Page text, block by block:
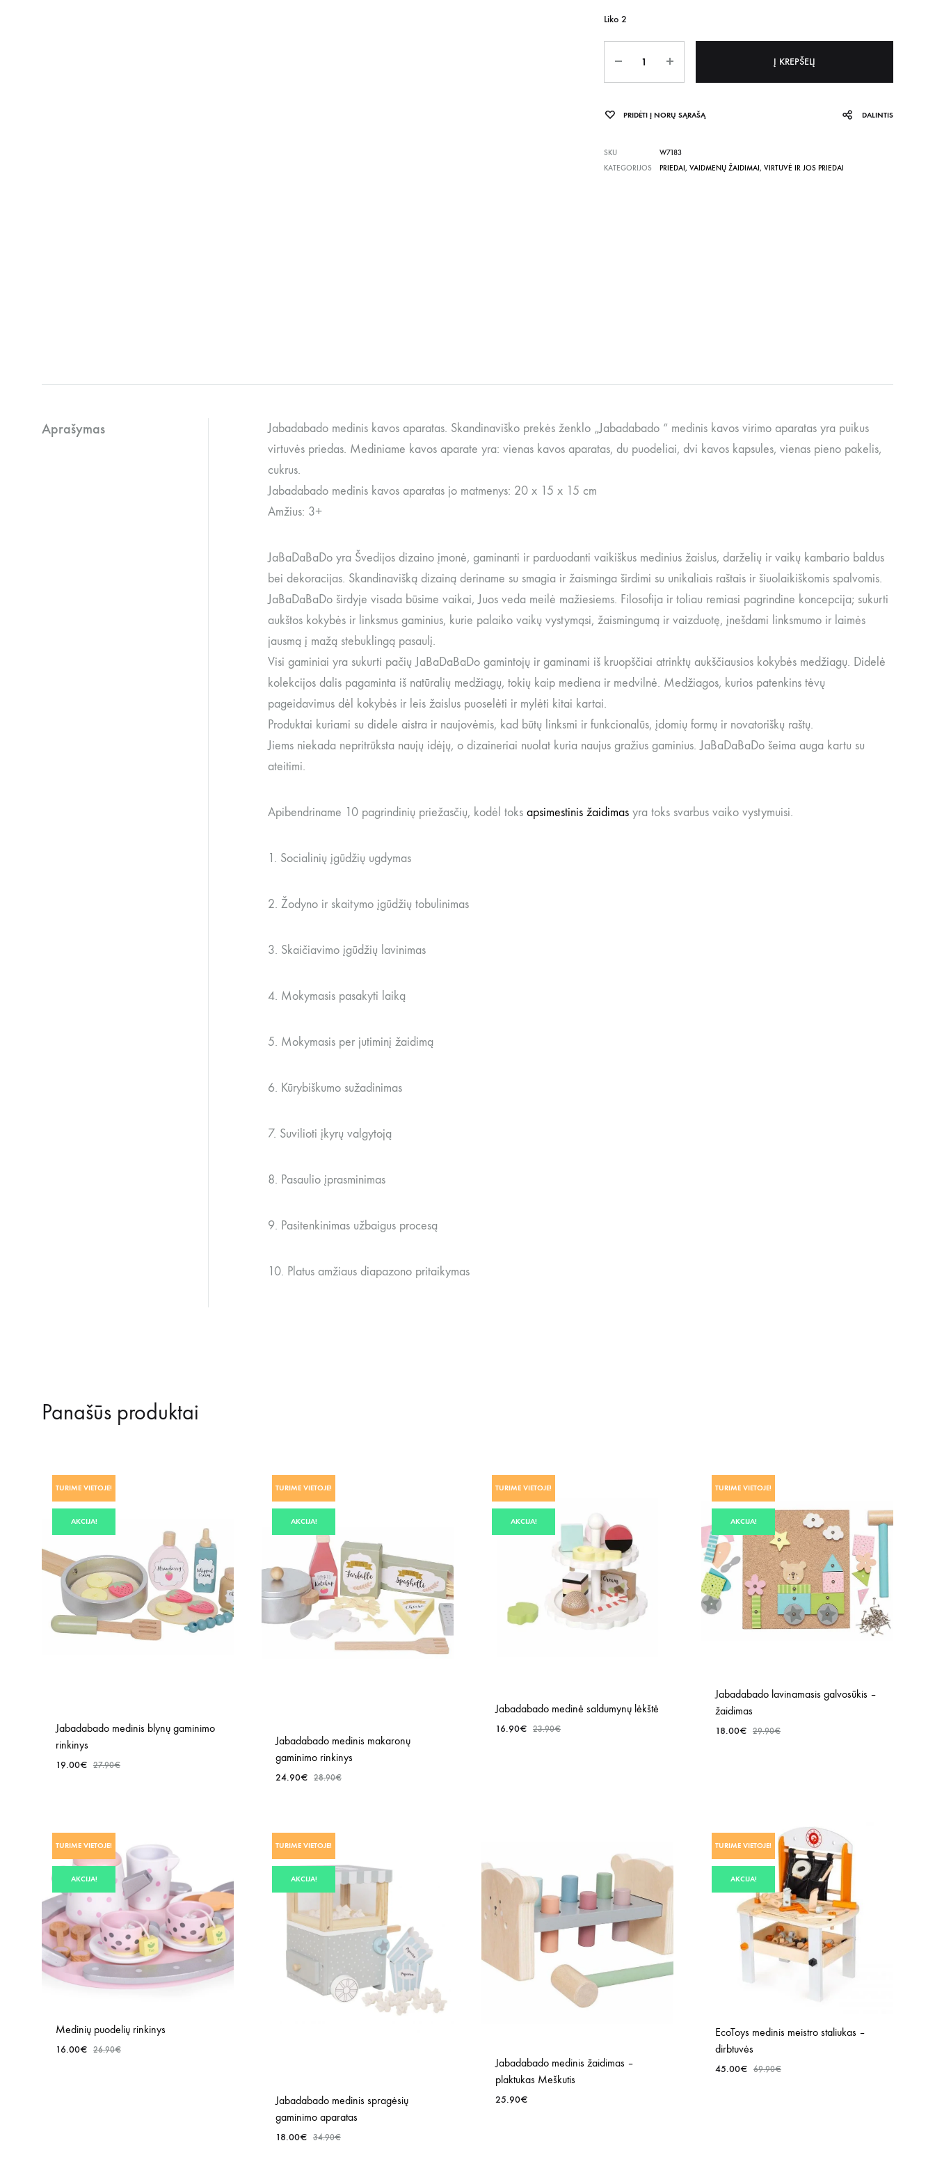
Liko 2
Į KREPŠELĮ
PRIDĖTI Į NORŲ SĄRAŠĄ DALINTIS
SKU
W7183
KATEGORIJOS
PRIEDAI, VAIDMENŲ ŽAIDIMAI, VIRTUVĖ IR JOS PRIEDAI
Aprašymas
Jabadabado medinis kavos aparatas. Skandinaviško prekės ženklo „Jabadabado “ medinis kavos virimo aparatas yra puikus
virtuvės priedas. Mediniame kavos aparate yra: vienas kavos aparatas, du puodeliai, dvi kavos kapsules, vienas pieno pakelis,
cukrus.
Jabadabado medinis kavos aparatas jo matmenys: 20 x 15 x 15 cm
Amžius: 3+
JaBaDaBaDo yra Švedijos dizaino įmonė, gaminanti ir parduodanti vaikiškus medinius žaislus, darželių ir vaikų kambario baldus
bei dekoracijas. Skandinavišką dizainą deriname su smagia ir žaisminga širdimi su unikaliais raštais ir šiuolaikiškomis spalvomis.
JaBaDaBaDo širdyje visada būsime vaikai, Juos veda meilė mažiesiems. Filosofija ir toliau remiasi pagrindine koncepcija; sukurti
aukštos kokybės ir linksmus gaminius, kurie palaiko vaikų vystymąsi, žaismingumą ir vaizduotę, įnešdami linksmumo ir laimės
jausmą į mažą stebuklingą pasaulį.
Visi gaminiai yra sukurti pačių JaBaDaBaDo gamintojų ir gaminami iš kruopščiai atrinktų aukščiausios kokybės medžiagų. Didelė
kolekcijos dalis pagaminta iš natūralių medžiagų, tokių kaip mediena ir medvilnė. Medžiagos, kurios patenkins tėvų
pageidavimus dėl kokybės ir leis žaislus puoselėti ir mylėti kitai kartai.
Produktai kuriami su didele aistra ir naujovėmis, kad būtų linksmi ir funkcionalūs, įdomių formų ir novatoriškų raštų.
Jiems niekada nepritrūksta naujų idėjų, o dizaineriai nuolat kuria naujus gražius gaminius. JaBaDaBaDo šeima auga kartu su
ateitimi.
Apibendriname 10 pagrindinių priežasčių, kodėl toks apsimestinis žaidimas yra toks svarbus vaiko vystymuisi.
1. Socialinių įgūdžių ugdymas
2. Žodyno ir skaitymo įgūdžių tobulinimas
3. Skaičiavimo įgūdžių lavinimas
4. Mokymasis pasakyti laiką
5. Mokymasis per jutiminį žaidimą
6. Kūrybiškumo sužadinimas
7. Suvilioti įkyrų valgytoją
8. Pasaulio įprasminimas
9. Pasitenkinimas užbaigus procesą
10. Platus amžiaus diapazono pritaikymas
Panašūs produktai
TURIME VIETOJE!
AKCIJA!
Jabadabado medinis blynų gaminimo
rinkinys
19.00€ 27.90€
TURIME VIETOJE!
AKCIJA!
Jabadabado medinis makaronų
gaminimo rinkinys
24.90€ 28.90€
TURIME VIETOJE!
AKCIJA!
Jabadabado medinė saldumynų lėkštė
16.90€ 23.90€
TURIME VIETOJE!
AKCIJA!
Jabadabado lavinamasis galvosūkis –
žaidimas
18.00€ 29.90€
TURIME VIETOJE!
AKCIJA!
Medinių puodelių rinkinys
16.00€ 26.90€
TURIME VIETOJE!
AKCIJA!
Jabadabado medinis spragėsių
gaminimo aparatas
18.00€ 34.90€
Jabadabado medinis žaidimas –
plaktukas Meškutis
25.90€
TURIME VIETOJE!
AKCIJA!
EcoToys medinis meistro staliukas –
dirbtuvės
45.00€ 69.90€